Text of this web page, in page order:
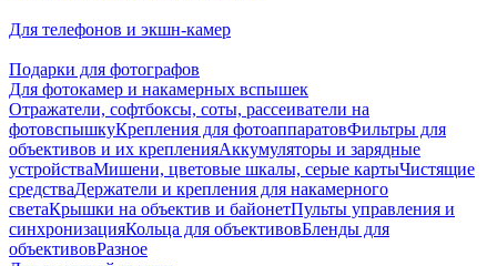
Для телефонов и экшн-камер
Подарки для фотографов
Для фотокамер и накамерных вспышек
Отражатели, софтбоксы, соты, рассеиватели на
фотовспышкуКрепления для фотоаппаратовФильтры для
объективов и их крепленияАккумуляторы и зарядные
устройстваМишени, цветовые шкалы, серые картыЧистящие
средстваДержатели и крепления для накамерного
светаКрышки на объектив и байонетПульты управления и
синхронизацияКольца для объективовБленды для
объективовРазное